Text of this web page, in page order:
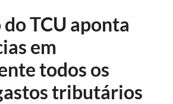
TCU aponta
em
todos os
tributários